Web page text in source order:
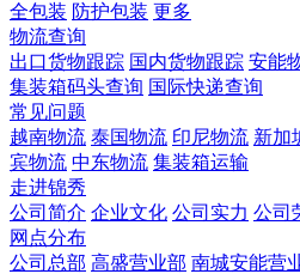
全包装 防护包装 更多
物流查询
出口货物跟踪 国内货物跟踪 安能
集装箱码头查询 国际快递查询
常见问题
越南物流 泰国物流 印尼物流 新加
宾物流 中东物流 集装箱运输
走进锦秀
公司简介 企业文化 公司实力 公司
网点分布
公司总部 高盛营业部 南城安能营